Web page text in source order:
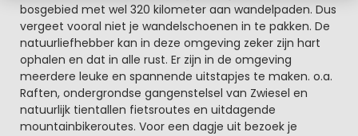
bosgebied met wel 320 kilometer aan wandelpaden. Dus
vergeet vooral niet je wandelschoenen in te pakken. De
natuurliefhebber kan in deze omgeving zeker zijn hart
ophalen en dat in alle rust. Er zijn in de omgeving
meerdere leuke en spannende uitstapjes te maken. o.a.
Raften, ondergrondse gangenstelsel van Zwiesel en
natuurlijk tientallen fietsroutes en uitdagende
mountainbikeroutes. Voor een dagje uit bezoek je